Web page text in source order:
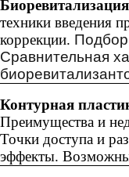
Биоревитализация
техники введения
коррекции. Подбор
Сравнительная
Контурная
Преимущества и
Точки доступа и
эффекты.